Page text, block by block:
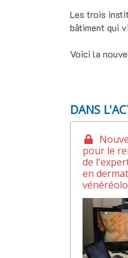
Les trois
bâtiment qui
Voici la
DANS
pour le
de
en